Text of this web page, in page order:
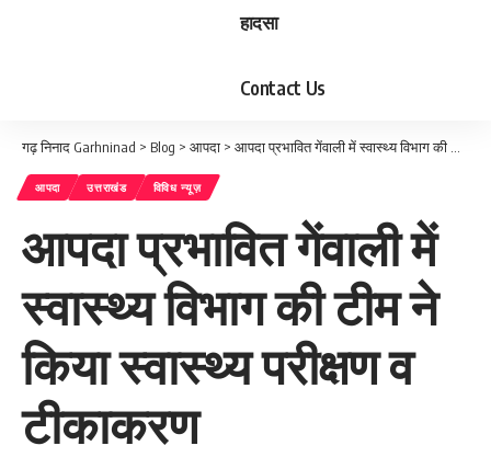
हादसा
Contact Us
गढ़ निनाद Garhninad > Blog > आपदा > आपदा प्रभावित गेंवाली में स्वास्थ्य विभाग की टीम ने किया स्वास्थ्य परीक्षण व टीकाकरण
आपदा उत्तराखंड विविध न्यूज़
आपदा प्रभावित गेंवाली में
स्वास्थ्य विभाग की टीम ने
किया स्वास्थ्य परीक्षण व
टीकाकरण